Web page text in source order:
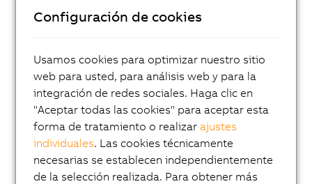
Sistemas de visión
Motion control
Sistemas mecatrónicos
ACOPOS 6D
ACOPOStrak
SuperTrak
Robótica industrial
Configuración de cookies
Usamos cookies para optimizar nuestro sitio
web para usted, para análisis web y para la
integración de redes sociales. Haga clic en
"Aceptar todas las cookies" para aceptar esta
forma de tratamiento o realizarajustes
individuales. Las cookies técnicamente
necesarias se establecen independientemente
de la selección realizada. Para obtener más